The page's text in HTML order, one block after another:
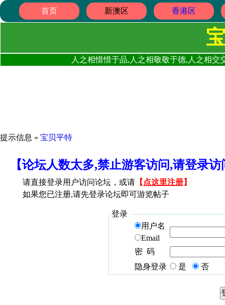
首页 新澳区 香港区
人之相惜惜于品,人之相敬敬于德,人之相
提示信息 » 宝贝平特
【论坛人数太多,禁止游客访问,请登录
请直接登录用户访问论坛，或请 【 点这里注册】
如果您已注册,请先登录论坛即可游览帖子
登录
用户名
Email
密 码
隐身登录
是 否